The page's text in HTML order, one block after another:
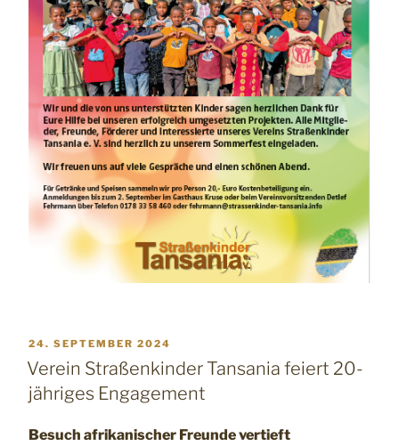
VERÖFFENTLICHT
AM
24. SEPTEMBER 2024
Verein Straßenkinder Tansania feiert 20-
jähriges Engagement
Besuch afrikanischer Freunde vertieft